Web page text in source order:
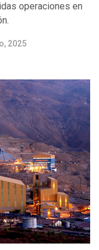
operaciones en
2025